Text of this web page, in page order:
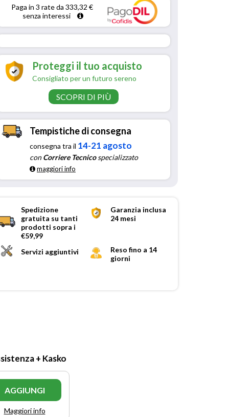
Paga in 3 rate da 333,32 €
senza interessi
Proteggi il tuo acquisto
Consigliato per un futuro sereno
SCOPRI DI PIÙ
Tempistiche di consegna
consegna tra il 14-21 agosto
conCorriere Tecnicospecializzato
maggiori info
Spedizione
gratuita su tanti
prodotti sopra i
€59,99
Garanzia inclusa
24 mesi
Servizi aggiuntivi
Reso fino a 14
giorni
+ Kasko
AGGIUNGI
Maggiori info